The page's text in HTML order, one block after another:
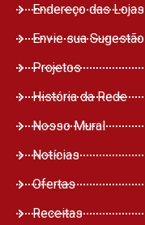
Endereço das Lojas
Envie sua Sugestão
Projetos
História da Rede
Nosso Mural
Notícias
Ofertas
Receitas